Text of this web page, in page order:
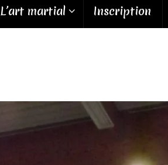
L’art martial Inscription